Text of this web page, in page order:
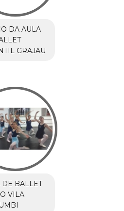
DA AULA
GRAJAU
DE BALLET
VILA